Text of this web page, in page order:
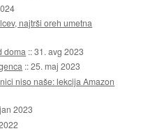
najtrši oreh umetna
doma ::31. avg 2023
::25. maj 2023
niso naše: lekcija Amazon
2023